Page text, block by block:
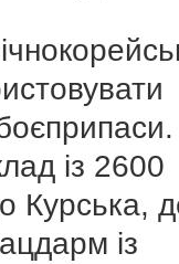
із 2600
Курська,
із